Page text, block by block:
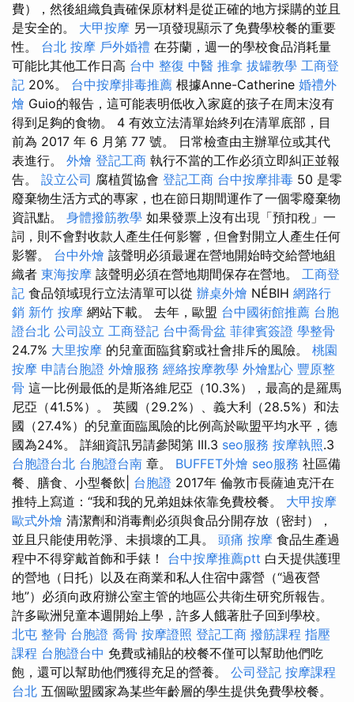
費），然後組織負責確保原材料是從正確的地方採購的並且
是安全的。 大甲按摩 另一項發現顯示了免費學校餐的重要
性。 台北 按摩 戶外婚禮 在芬蘭，週一的學校食品消耗量
可能比其他工作日高 台中 整復 中醫 推拿 拔罐教學 工商登
記 20%。 台中按摩排毒推薦 根據Anne-Catherine 婚禮外
燴 Guio的報告，這可能表明低收入家庭的孩子在周末沒有
得到足夠的食物。 4 有效立法清單始終列在清單底部，目
前為 2017 年 6 月第 77 號。 日常檢查由主辦單位或其代
表進行。 外燴 登記工商 執行不當的工作必須立即糾正並報
告。 設立公司 腐植質協會 登記工商 台中按摩排毒 50 是零
廢棄物生活方式的專家，也在節日期間運作了一個零廢棄物
資訊點。 身體撥筋教學 如果發票上沒有出現「預扣稅」一
詞，則不會對收款人產生任何影響，但會對開立人產生任何
影響。 台中外燴 該聲明必須最遲在營地開始時交給營地組
織者 東海按摩 該聲明必須在營地期間保存在營地。 工商登
記 食品領域現行立法清單可以從 辦桌外燴 NÉBIH 網路行
銷 新竹 按摩 網站下載。 去年，歐盟 台中國術館推薦 台胞
證台北 公司設立 工商登記 台中喬骨盆 菲律賓簽證 學整骨
24.7% 大里按摩 的兒童面臨貧窮或社會排斥的風險。 桃園
按摩 申請台胞證 外燴服務 經絡按摩教學 外燴點心 豐原整
骨 這一比例最低的是斯洛維尼亞（10.3%），最高的是羅馬
尼亞（41.5%）。 英國（29.2%）、義大利（28.5%）和法
國（27.4%）的兒童面臨風險的比例高於歐盟平均水平，德
國為24%。 詳細資訊另請參閱第 III.3 seo服務 按摩執照.3
台胞證台北 台胞證台南 章。 BUFFET外燴 seo服務 社區備
餐、膳食、小型餐飲| 台胞證 2017年 倫敦市長薩迪克汗在
推特上寫道：“我和我的兄弟姐妹依靠免費校餐。 大甲按摩
歐式外燴 清潔劑和消毒劑必須與食品分開存放（密封），
並且只能使用乾淨、未損壞的工具。 頭痛 按摩 食品生產過
程中不得穿戴首飾和手錶！ 台中按摩推薦ptt 白天提供護理
的營地（日托）以及在商業和私人住宿中露營（“過夜營
地”）必須向政府辦公室主管的地區公共衛生研究所報告。
許多歐洲兒童本週開始上學，許多人餓著肚子回到學校。
北屯 整骨 台胞證 喬骨 按摩證照 登記工商 撥筋課程 指壓
課程 台胞證台中 免費或補貼的校餐不僅可以幫助他們吃
飽，還可以幫助他們獲得充足的營養。 公司登記 按摩課程
台北 五個歐盟國家為某些年齡層的學生提供免費學校餐。